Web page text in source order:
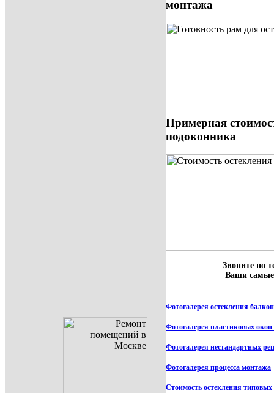
монтажа
Примерная
подоконника
Звоните по
Ваши самые
Фотогалерея остекления
Фотогалерея пластиковых окон
Фотогалерея нестандартных
Фотогалерея процесса монтажа
Стоимость остекления типовых